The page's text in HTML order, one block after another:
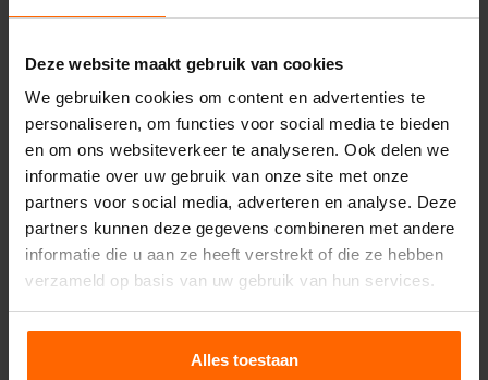
Deze website maakt gebruik van cookies
We gebruiken cookies om content en advertenties te
personaliseren, om functies voor social media te bieden
en om ons websiteverkeer te analyseren. Ook delen we
informatie over uw gebruik van onze site met onze
partners voor social media, adverteren en analyse. Deze
partners kunnen deze gegevens combineren met andere
informatie die u aan ze heeft verstrekt of die ze hebben
verzameld op basis van uw gebruik van hun services.
Alles toestaan
60 Hz.
Maximale lengte HDMI
HDMI 2.0 bekabeling is helaasniet altijd
geschikt. Wanneer de lengte tussen de laptop
en beamer langer is dan20 meter kan dit
storingenveroorzaken. Wil je langere lengtes
toch overbruggen? Bekijk dan onze SDI
bekabeling. Tot 100 metersignaal overbruggen
videobron zoals een laptop ofvideomixer